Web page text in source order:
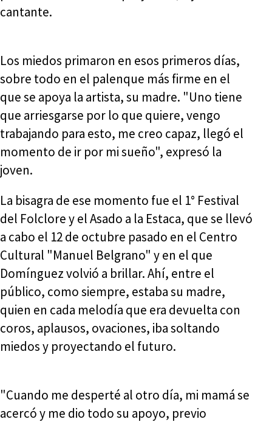
cantante.
Los miedos primaron en esos primeros días,
sobre todo en el palenque más firme en el
que se apoya la artista, su madre. "Uno tiene
que arriesgarse por lo que quiere, vengo
trabajando para esto, me creo capaz, llegó el
momento de ir por mi sueño", expresó la
joven.
La bisagra de ese momento fue el 1° Festival
del Folclore y el Asado a la Estaca, que se llevó
a cabo el 12 de octubre pasado en el Centro
Cultural "Manuel Belgrano" y en el que
Domínguez volvió a brillar. Ahí, entre el
público, como siempre, estaba su madre,
quien en cada melodía que era devuelta con
coros, aplausos, ovaciones, iba soltando
miedos y proyectando el futuro.
"Cuando me desperté al otro día, mi mamá se
acercó y me dio todo su apoyo, previo